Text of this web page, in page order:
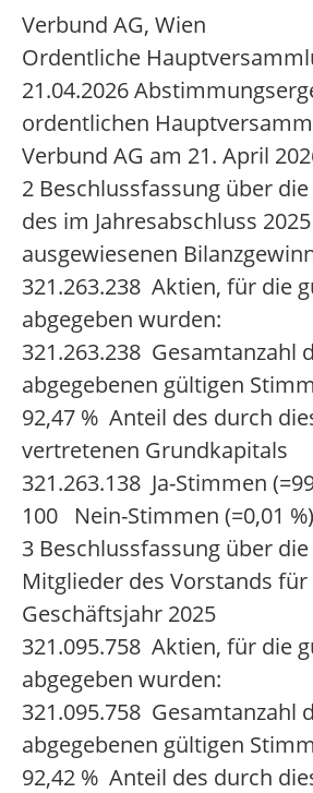
Verbund AG, Wien
Ordentliche
21.04.2026
ordentlichen
Verbund AG am 21. April
2 Beschlussfassung über
des im Jahresabschluss 2025
ausgewiesenen
321.263.238 Aktien, für die
abgegeben wurden:
321.263.238 Gesamtanzahl
abgegebenen gültigen
92,47 % Anteil des durch
vertretenen Grundkapitals
321.263.138 Ja-Stimmen
100 Nein-Stimmen (=0,01
3 Beschlussfassung über
Mitglieder des Vorstands für
Geschäftsjahr 2025
321.095.758 Aktien, für die
abgegeben wurden:
321.095.758 Gesamtanzahl
abgegebenen gültigen
92,42 % Anteil des durch